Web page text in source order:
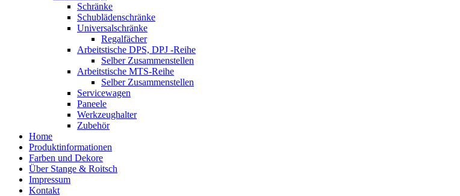
Schränke
Schublädenschränke
Universalschränke
Regalfächer
Arbeitstische DPS, DPJ -Reihe
Selber Zusammenstellen
Arbeitstische MTS-Reihe
Selber Zusammenstellen
Servicewagen
Paneele
Werkzeughalter
Zubehör
Home
Produktinformationen
Farben und Dekore
Über Stange & Roitsch
Impressum
Kontakt